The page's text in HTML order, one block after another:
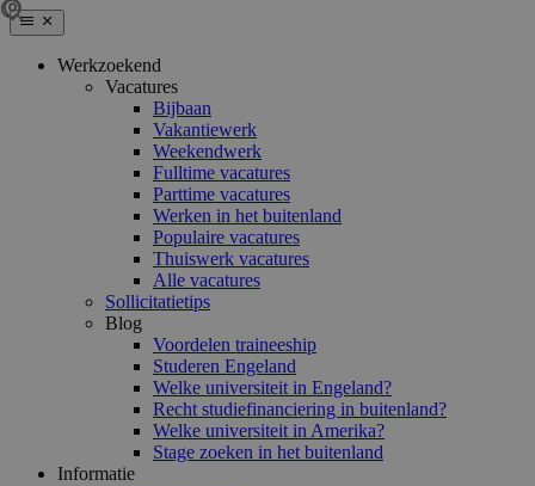
Werkzoekend
Vacatures
Bijbaan
Vakantiewerk
Weekendwerk
Fulltime vacatures
Parttime vacatures
Werken in het buitenland
Populaire vacatures
Thuiswerk vacatures
Alle vacatures
Sollicitatietips
Blog
Voordelen traineeship
Studeren Engeland
Welke universiteit in Engeland?
Recht studiefinanciering in buitenland?
Welke universiteit in Amerika?
Stage zoeken in het buitenland
Informatie